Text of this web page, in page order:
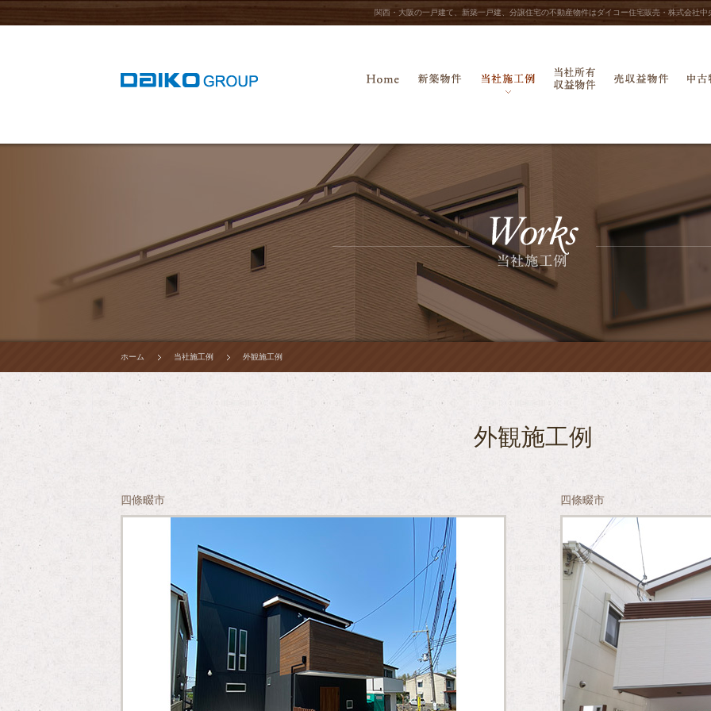
関西・大阪の一戸建て、新築一戸建、分譲住宅の不動産物件はダイコー住宅販売・株式会社
ホーム 新築物件 当社施工例 当社所有収益物件
売収
ホーム 当社施工例 外観施工例
外観施工例
四條畷市 四條畷市